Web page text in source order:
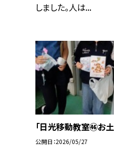
しました。人は...
「日光移動教室㊻お土
公開日 2026/05/27